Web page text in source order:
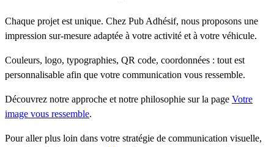
Chaque projet est unique. Chez Pub Adhésif, nous proposons une
impression sur-mesure adaptée à votre activité et à votre véhicule.
Couleurs, logo, typographies, QR code, coordonnées : tout est
personnalisable afin que votre communication vous ressemble.
Découvrez notre approche et notre philosophie sur la page Votre
image vous ressemble.
Pour aller plus loin dans votre stratégie de communication visuelle,